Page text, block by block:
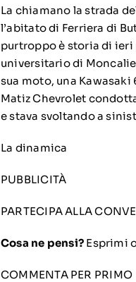
La chiamano la strada
l’abitato di Ferriera di
purtroppo è storia di ieri
universitario di
sua moto, una
Matiz Chevrolet
e stava svoltando a
La dinamica
PUBBLICITÀ
PARTECIPA ALLA
Cosa ne pensi? Esprimi
COMMENTA PER PRIMO